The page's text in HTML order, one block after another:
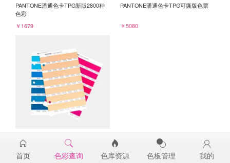
PANTONE潘通色卡TPG新版2800种
色彩
￥1679
PANTONE潘通色卡TPG可撕版色票
￥5080
14-1230TPG
￥98
首页 色彩查询 色库资源 色板管理 我的